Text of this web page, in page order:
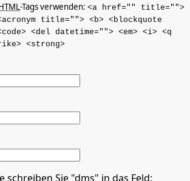
-Tags verwenden: <a href="" title="">
title=""> <b> <blockquote
<del datetime=""> <em> <i> <q
<strong>
schreiben Sie "dms" in das Feld: